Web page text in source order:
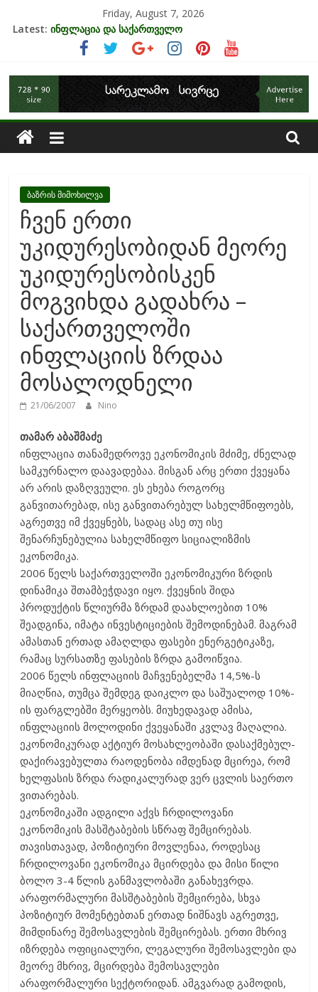
Friday, August 7, 2026
Latest: ინფლაცია და საქართველო
კრიზისის ზეგავლენა ტურიზმის ინდუსტრიაზე
მიგრაციისა და ეკონომიკის ურთიერთკავშირი
EU-ის კანდიდატის სტატუსის ეკონომიკური სარგებელი
უძრავი ქონების ბაზარი საქართველოში
საქართველოს
ეკონომიკა
ბაზრის მიმოხილვა
ჩვენ ერთი
უკიდურესობიდან მეორე
უკიდურესობისკენ
მოგვიხდა გადახრა –
საქართველოში
ინფლაციის ზრდაა
მოსალოდნელი
21/06/2007 Nino
თამარ აბაშმაძე
ინფლაცია თანამედროვე ეკონომიკის მძიმე, ძნელად
სამკურნალო დაავადებაა. მისგან არც ერთი ქვეყანა
არ არის დაზღვეული. ეს ეხება როგორც
განვითარებად, ისე განვითარებულ სახელმწიფოებს,
აგრეთვე იმ ქვეყნებს, სადაც ასე თუ ისე
შენარჩუნებულია სახელმწიფო სიციალიზმის
ეკონომიკა.
2006 წელს საქართველოში ეკონომიკური ზრდის
დინამიკა შთამბეჭდავი იყო. ქვეყნის შიდა
პროდუქტის წლიურმა ზრდამ დაახლოებით 10%
შეადგინა, იმატა ინვესტიციების შემოდინებამ. მაგრამ
ამასთან ერთად ამაღლდა ფასები ენერგეტიკაზე,
რამაც სურსათზე ფასების ზრდა გამოიწვია.
2006 წელს ინფლაციის მაჩვენებელმა 14,5%-ს
მიაღწია, თუმცა შემდეგ დაიკლო და საშუალოდ 10%-
ის ფარგლებში მერყეობს. მიუხედავად ამისა,
ინფლაციის მოლოდინი ქვეყანაში კვლავ მაღალია.
ეკონომიკურად აქტიურ მოსახლეობაში დასაქმებულ-
დაქირავებულთა რაოდენობა იმდენად მცირეა, რომ
ხელფასის ზრდა რადიკალურად ვერ ცვლის საერთო
ვითარებას.
ეკონომიკაში ადგილი აქვს ჩრდილოვანი
ეკონომიკის მასშტაბების სწრაფ შემცირებას.
თავისთავად, პოზიტიური მოვლენაა, როდესაც
ჩრდილოვანი ეკონომიკა მცირდება და მისი წილი
ბოლო 3-4 წლის განმავლობაში განახევრდა.
არაფორმალური მასშტაბების შემცირება, სხვა
პოზიტიურ მომენტებთან ერთად ნიშნავს აგრეთვე,
მიმდინარე შემოსავლების შემცირებას. ერთი მხრივ
იზრდება ოფიციალური, ლეგალური შემოსავლები და
მეორე მხრივ, მცირდება შემოსავლები
არაფორმალური სექტორიდან. ამგვარად გამოდის,